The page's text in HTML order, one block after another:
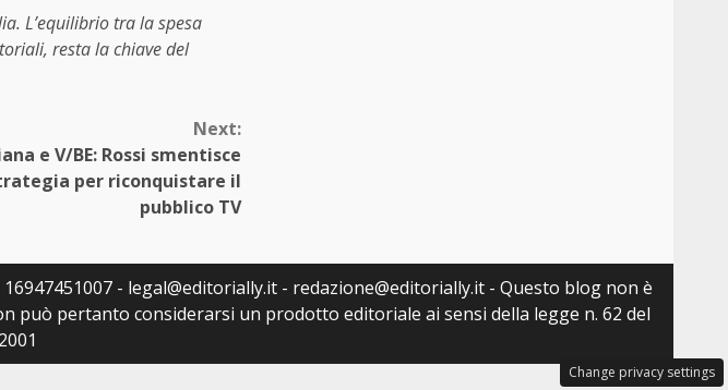
L’equilibrio tra la spesa
resta la chiave del
Next:
e V/BE: Rossi smentisce
per riconquistare il
pubblico TV
- legal@editorially.it - redazione@editorially.it - Questo blog non è
può pertanto considerarsi un prodotto editoriale ai sensi della legge n. 62 del
Change privacy settings